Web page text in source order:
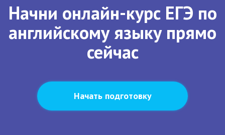
Начни онлайн-курс ЕГЭ по
английскому языку прямо
сейчас
Начать подготовку